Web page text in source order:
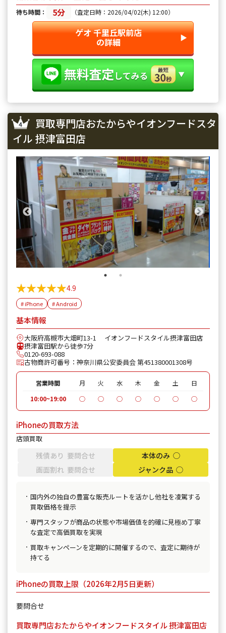
待ち時間： 5分 （査定日時：2026/04/02(木) 12:00）
ゲオ 千里丘駅前店
の詳細 ▶︎
買取専門店おたからやイオンフードスタ
イル 摂津富田店
★★★★★
★★★★★4.9
# iPhone # Android
基本情報
大阪府高槻市大畑町13-1 イオンフードスタイル摂津富田店
摂津富田駅から徒歩7分
0120-693-088
古物商許可番号：神奈川県公安委員会 第451380001308号
営業時間 月 火 水 木 金 土
日
10:00~19:00
◯ ◯ ◯ ◯ ◯ ◯ ◯
iPhoneの買取方法
店頭買取
残債あり 要問合せ
本体のみ ◯
画面割れ 要問合せ
ジャンク品 ◯
国内外の独自の豊富な販売ルートを活かし他社を凌駕する
買取価格を提示
専門スタッフが商品の状態や市場価値を的確に見極め丁寧
な査定で高価買取を実現
買取キャンペーンを定期的に開催するので、査定に期待が
持てる
iPhoneの買取上限（2026年2月5日更新）
要問合せ
買取専門店おたからやイオンフードスタイル 摂津富田店